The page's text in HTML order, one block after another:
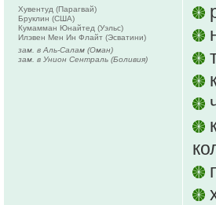
Хувентуд (Парагвай)
Бруклин (США)
Кумамман Юнайтед (Уэльс)
Илэвен Мен Ин Флайт (Эсватини)
зам. в Аль-Салам (Оман)
зам. в Унион Сентраль (Боливия)